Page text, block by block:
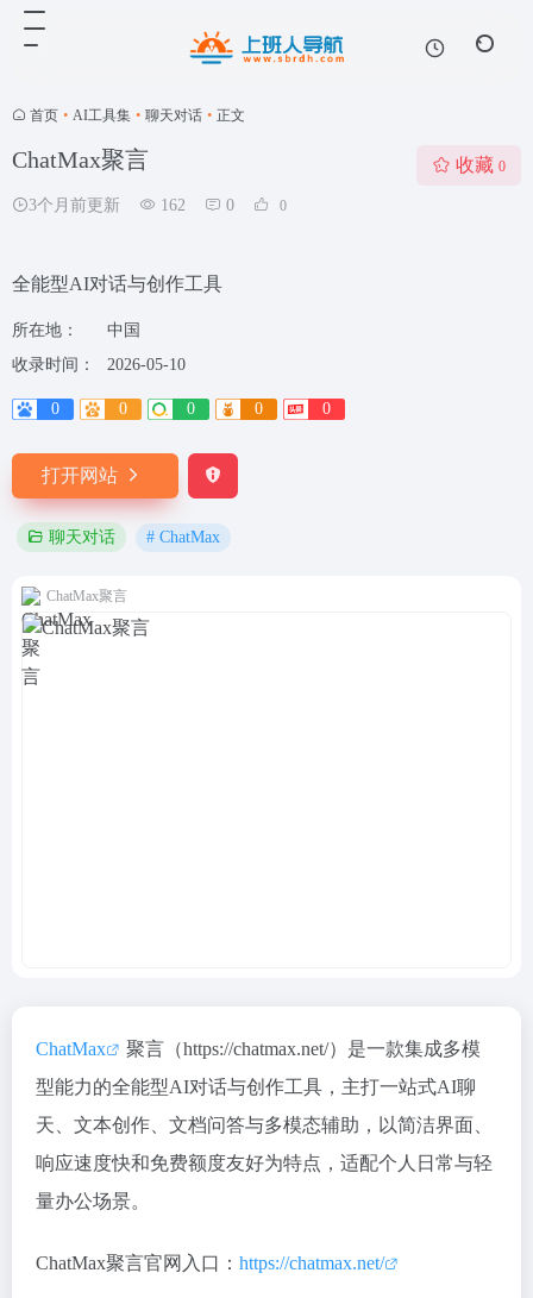
首页 • AI工具集 • 聊天对话 • 正文
ChatMax聚言
3个月前更新 162 0 0
收藏 0
全能型AI对话与创作工具
所在地：
中国
收录时间：
2026-05-10
0 0 0 0 0
打开网站
聊天对话 # ChatMax
ChatMax聚言
ChatMax
聚言（https://chatmax.net/）是一款集成多模
型能力的全能型AI对话与创作工具 ，主打一站式AI聊
天、文本创作、文档问答与多模态辅助，以简洁界面、
响应速度快和免费额度友好为特点，适配个人日常与轻
量办公场景。
ChatMax聚言官网入口： https://chatmax.net/